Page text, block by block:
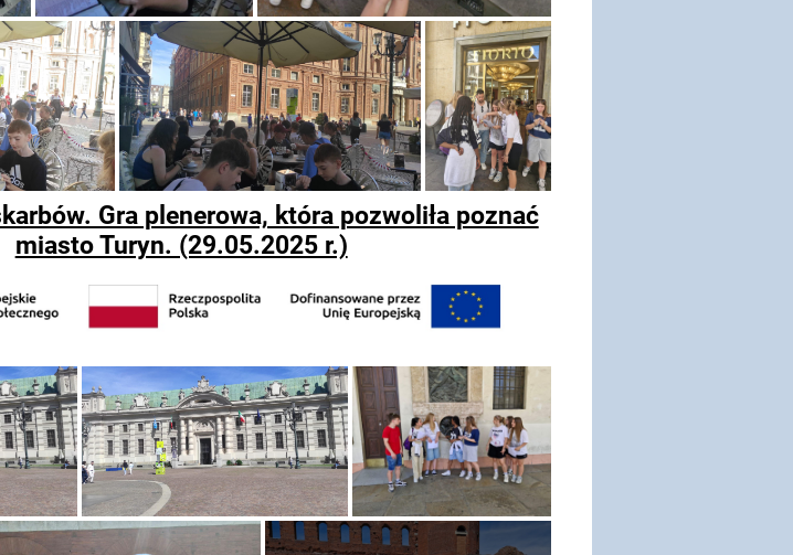
Gra plenerowa, która pozwoliła poznać
miasto Turyn. (29.05.2025 r.)